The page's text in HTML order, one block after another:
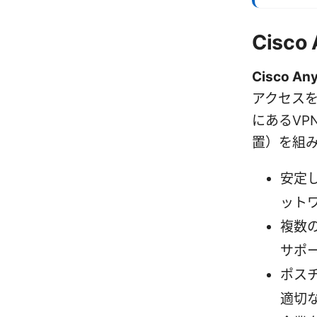
Cisco
Cisco
アクセス
にある
置）を組
安定
ット
複数
サポ
ポス
適切